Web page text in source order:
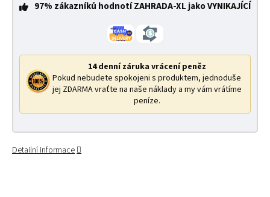
97% zákazníků hodnotí ZAHRADA-XL jako VYNIKAJÍCÍ
14 denní záruka vrácení peněz
Pokud nebudete spokojeni s produktem, jednoduše
jej ZDARMA vraťte na naše náklady a my vám vrátíme
peníze.
Detailní informace